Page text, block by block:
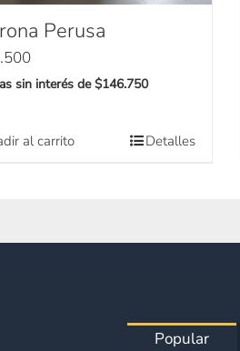
Perusa
sin interés de $146.750
al carrito Detalles
Popular